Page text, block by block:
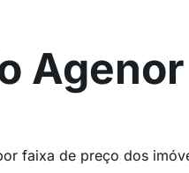
faixa de preço dos